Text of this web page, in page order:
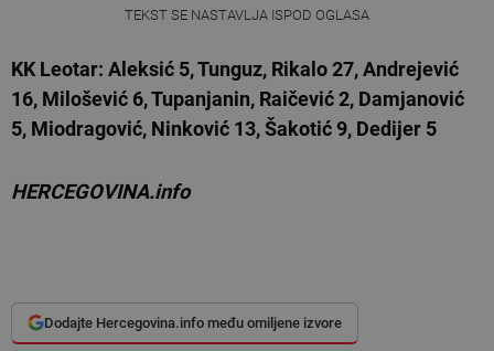
TEKST SE NASTAVLJA ISPOD OGLASA
KK Leotar: Aleksić 5, Tunguz, Rikalo 27, Andrejević
16, Milošević 6, Tupanjanin, Raičević 2, Damjanović
5, Miodragović, Ninković 13, Šakotić 9, Dedijer 5
HERCEGOVINA.info
Dodajte Hercegovina.info među omiljene izvore